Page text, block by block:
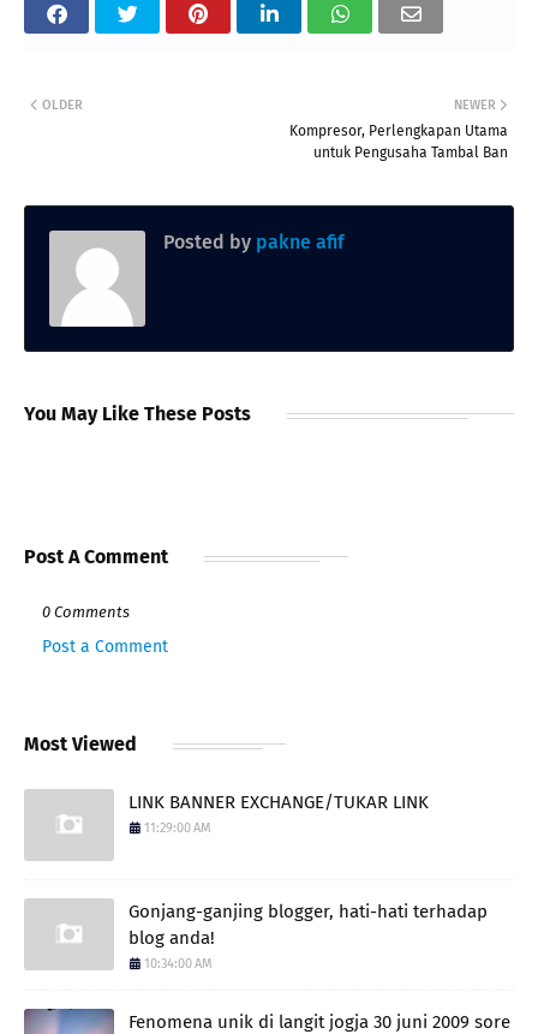
NEWER
Kompresor, Perlengkapan Utama
untuk Pengusaha Tambal Ban
OLDER
Posted by pakne afif
You May Like These Posts
Post A Comment
0 Comments
Post a Comment
Most Viewed
LINK BANNER EXCHANGE/TUKAR LINK
11:29:00 AM
Gonjang-ganjing blogger, hati-hati terhadap
blog anda!
10:34:00 AM
Fenomena unik di langit jogja 30 juni 2009 sore